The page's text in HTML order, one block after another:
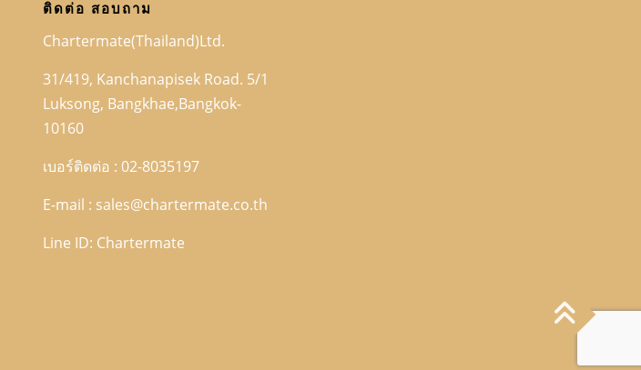
ติดต่อ สอบถาม
Chartermate(Thailand)Ltd.
31/419, Kanchanapisek Road. 5/1
Luksong, Bangkhae,Bangkok-
10160
เบอร์ติดต่อ : 02-8035197
E-mail : sales@chartermate.co.th
Line ID: Chartermate